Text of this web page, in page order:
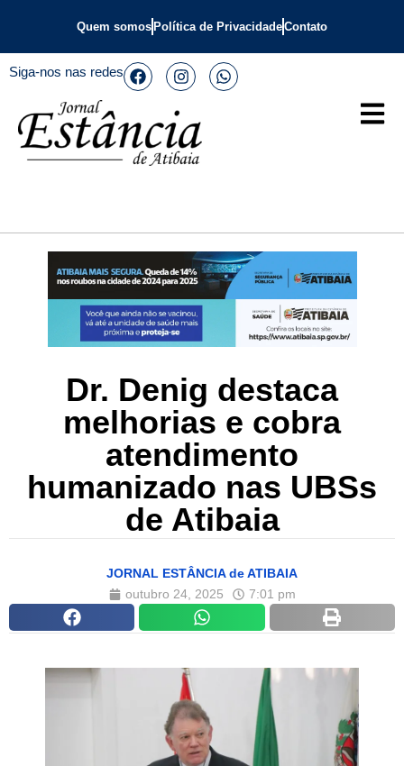
Quem somos Política de PrivacidadeContato
Siga-nos nas redes
Dr. Denig destaca
melhorias e cobra
atendimento
humanizado nas UBSs
de Atibaia
JORNAL ESTÂNCIA de ATIBAIA
outubro 24, 2025
7:01 pm